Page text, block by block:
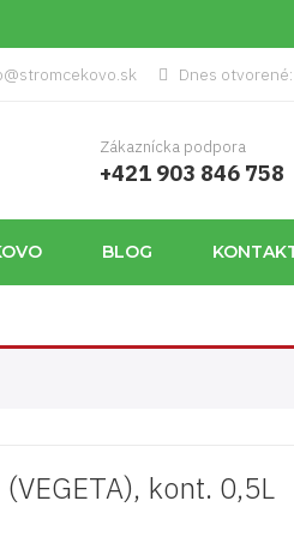
Dnes
Zákaznícka podpora
+421 903 846 758
BLOG
kont. 0,5L